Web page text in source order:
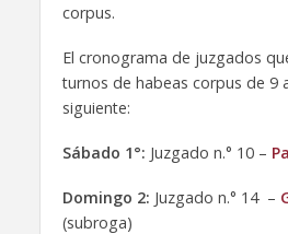
corpus.
El cronograma de juzgados
turnos de habeas corpus de 9
siguiente:
Sábado 1°: Juzgado n.° 10 –
Domingo 2: Juzgado n.° 14 –
(subroga)